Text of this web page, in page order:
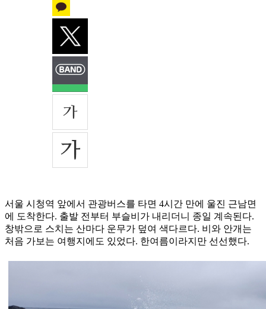
서울 시청역 앞에서 관광버스를 타면 4시간 만에 울진 근남면
에 도착한다. 출발 전부터 부슬비가 내리더니 종일 계속된다.
창밖으로 스치는 산마다 운무가 덮여 색다르다. 비와 안개는
처음 가보는 여행지에도 있었다. 한여름이라지만 선선했다.